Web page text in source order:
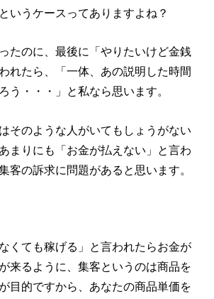
いうケースってありますよね？
たのに、最後に「やりたいけど金銭
れたら、「一体、あの説明した時間
う・・・」と私なら思います。
そのような人がいてもしょうがない
まりにも「お金が払えない」と言わ
客の訴求に問題があると思います。
くても稼げる」と言われたらお金が
来るように、集客というのは商品を
目的ですから、あなたの商品単価を